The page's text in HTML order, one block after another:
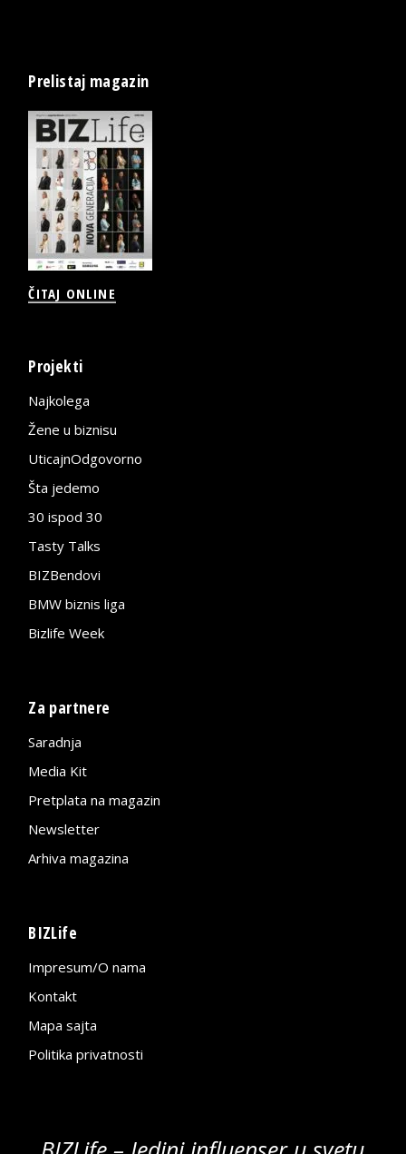
Prelistaj magazin
ČITAJ ONLINE
Projekti
Najkolega
Žene u biznisu
UticajnOdgovorno
Šta jedemo
30 ispod 30
Tasty Talks
BIZBendovi
BMW biznis liga
Bizlife Week
Za partnere
Saradnja
Media Kit
Pretplata na magazin
Newsletter
Arhiva magazina
BIZLife
Impresum/O nama
Kontakt
Mapa sajta
Politika privatnosti